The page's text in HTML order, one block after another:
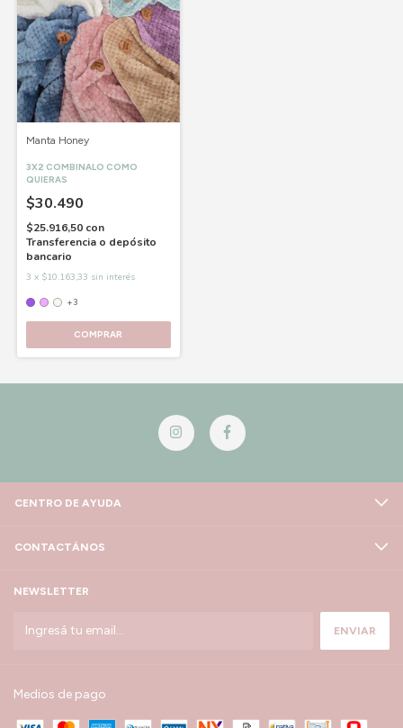
Manta Honey
3X2 COMBINALO COMO
QUIERAS
$30.490
$25.916,50 con
Transferencia o depósito
bancario
3 x $10.163,33 sin interés
+3
COMPRAR
CENTRO DE AYUDA
CONTACTÁNOS
NEWSLETTER
Medios de pago